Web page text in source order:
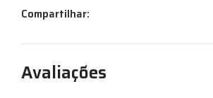
Compartilhar:
Avaliações